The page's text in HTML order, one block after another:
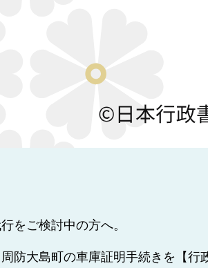
をご検討中の方へ。
防大島町の車庫証明手続きを【行